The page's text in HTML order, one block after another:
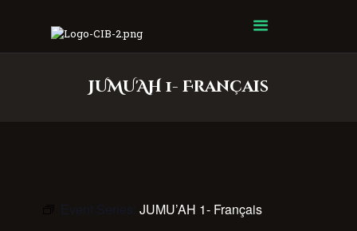
JUMU'AH 1- Français
Centre Islamique Badr
Event Series: JUMU’AH 1- Français